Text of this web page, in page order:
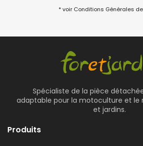
* voir Conditions Générales
Spécialiste de la pièce
adaptable pour la motoculture et le
et jardins.
Produits